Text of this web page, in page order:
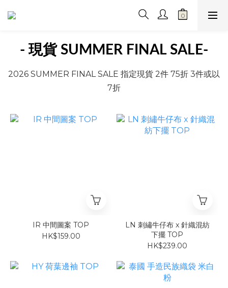
- 現貨 SUMMER FINAL SALE-
2026 SUMMER FINAL SALE 指定現貨 2件 75折 3件或以
7折
IR 中間圖案 TOP
HK$159.00
LN 刺繡牛仔布 x 針織混紡
下擺 TOP
HK$239.00